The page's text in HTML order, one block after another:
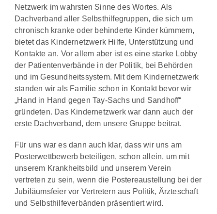
Netzwerk im wahrsten Sinne des Wortes. Als
Dachverband aller Selbsthilfegruppen, die sich um
chronisch kranke oder behinderte Kinder kümmern,
bietet das Kindernetzwerk Hilfe, Unterstützung und
Kontakte an. Vor allem aber ist es eine starke Lobby
der Patientenverbände in der Politik, bei Behörden
und im Gesundheitssystem. Mit dem Kindernetzwerk
standen wir als Familie schon in Kontakt bevor wir
„Hand in Hand gegen Tay-Sachs und Sandhoff“
gründeten. Das Kindernetzwerk war dann auch der
erste Dachverband, dem unsere Gruppe beitrat.
Für uns war es dann auch klar, dass wir uns am
Posterwettbewerb beteiligen, schon allein, um mit
unserem Krankheitsbild und unserem Verein
vertreten zu sein, wenn die Postereaustellung bei der
Jubiläumsfeier vor Vertretern aus Politik, Ärzteschaft
und Selbsthilfeverbänden präsentiert wird.